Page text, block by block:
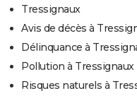
Tressignaux
Avis de décès à
Délinquance à
Pollution à Tressignaux
Risques naturels à